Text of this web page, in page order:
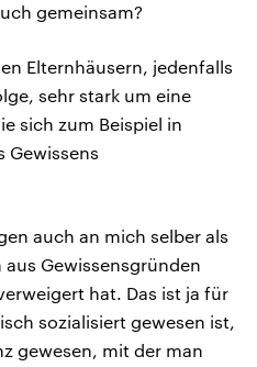
gemeinsam?
Elternhäusern, jedenfalls
sehr stark um eine
sich zum Beispiel in
Gewissens
auch an mich selber als
Gewissensgründen
hat. Das ist ja für
sozialisiert gewesen ist,
gewesen, mit der man